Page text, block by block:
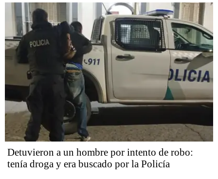
Detuvieron a un hombre por intento de robo:
tenía droga y era buscado por la Policía